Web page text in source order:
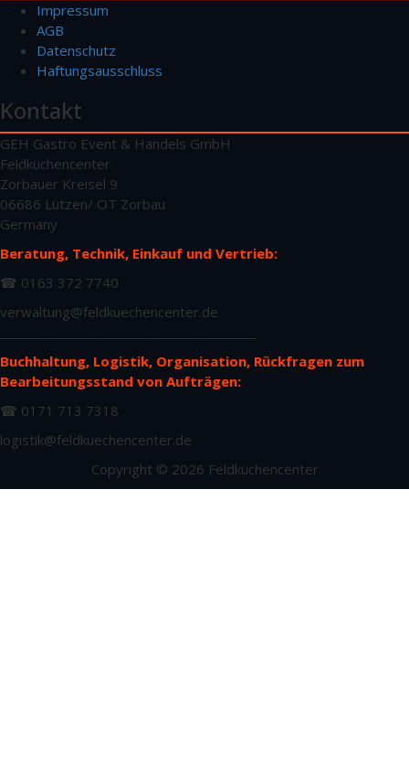
Impressum
AGB
Datenschutz
Haftungsausschluss
Kontakt
GEH Gastro Event & Handels GmbH
Feldküchencenter
Zorbauer Kreisel 9
06686 Lützen/ OT Zorbau
Germany
Beratung, Technik, Einkauf und Vertrieb:
☎ 0163 372 7740
verwaltung@feldkuechencenter.de
Buchhaltung, Logistik, Organisation, Rückfragen zum
Bearbeitungsstand von Aufträgen:
☎ 0171 713 7318
logistik@feldkuechencenter.de
Copyright © 2026 Feldküchencenter